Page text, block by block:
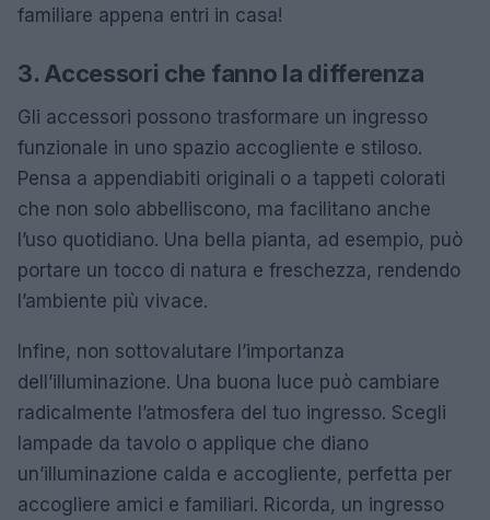
familiare appena entri in casa!
3. Accessori che fanno la differenza
Gli accessori possono trasformare un ingresso
funzionale in uno spazio accogliente e stiloso.
Pensa a appendiabiti originali o a tappeti colorati
che non solo abbelliscono, ma facilitano anche
l’uso quotidiano. Una bella pianta, ad esempio, può
portare un tocco di natura e freschezza, rendendo
l’ambiente più vivace.
Infine, non sottovalutare l’importanza
dell’illuminazione. Una buona luce può cambiare
radicalmente l’atmosfera del tuo ingresso. Scegli
lampade da tavolo o applique che diano
un’illuminazione calda e accogliente, perfetta per
accogliere amici e familiari. Ricorda, un ingresso